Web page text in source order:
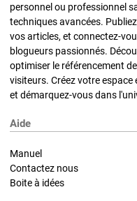
personnel ou professionnel
techniques avancées.
vos articles, et connectez-
blogueurs passionnés.
optimiser le référencement
visiteurs. Créez votre espace
et démarquez-vous dans
Aide
Manuel
Contactez nous
Boite à idées